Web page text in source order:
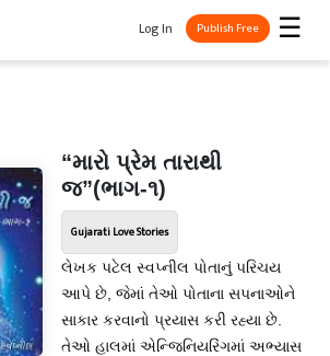
☰
Log In Publish Free
“મારો પ્રેમ તારાથી
જ”(ભાગ-૧)
Gujarati Love Stories
લેખક પટેલ સ્વપ્નીલ પોતાનું પરિચય
આપે છે, જેમાં તેઓ પોતાના સપનાઓને
સાકાર કરવાનો પ્રયાસ કરી રહ્યા છે.
તેઓ હાલમાં એન્જિનિયરિંગમાં અભ્યાસ